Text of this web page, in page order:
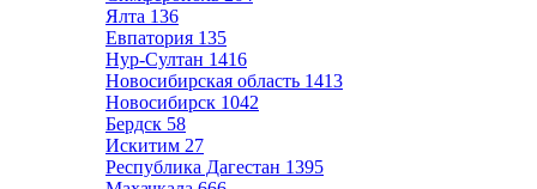
Ялта 136
Евпатория 135
Нур-Султан 1416
Новосибирская область 1413
Новосибирск 1042
Бердск 58
Искитим 27
Республика Дагестан 1395